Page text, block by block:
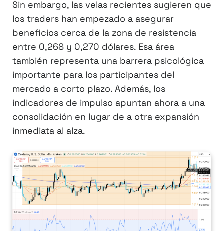
Sin embargo, las velas recientes sugieren que
los traders han empezado a asegurar
beneficios cerca de la zona de resistencia
entre 0,268 y 0,270 dólares. Esa área
también representa una barrera psicológica
importante para los participantes del
mercado a corto plazo. Además, los
indicadores de impulso apuntan ahora a una
consolidación en lugar de a otra expansión
inmediata al alza.